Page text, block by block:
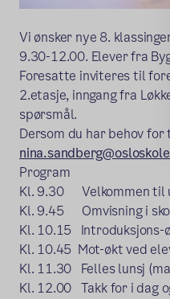
Vi ønsker nye 8.
9.30-12.00. Elever fra
Foresatte inviteres til
2.etasje, inngang fra
spørsmål.
Dersom du har behov
Program
Kl. 9.30 Velkommen til
Kl. 9.45 Omvisning i
Kl. 10.15 Introduksjons-
Kl. 10.45 Mot-økt ved
Kl. 11.30 Felles lunsj
Kl. 12.00 Takk for i dag